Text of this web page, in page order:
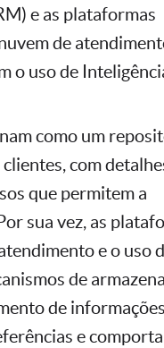
e as plataformas
de
o uso de
como um
com
que permitem a
sua vez, as
e o uso
de
de
e